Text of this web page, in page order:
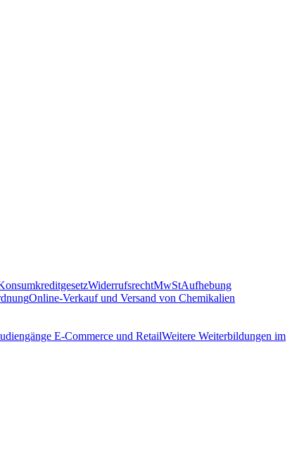
WiderrufsrechtMwStAufhebung
Online-Verkauf und Versand von Chemikalien
E-Commerce und RetailWeitere Weiterbildungen im